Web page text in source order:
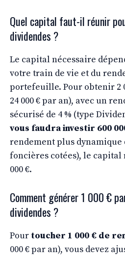
Quel capital faut-il réunir
dividendes ?
Le capital nécessaire
votre train de vie et du
portefeuille. Pour obtenir 2
24 000 € par an), avec un
sécurisé de 4 % (type
vous faudra investir 600
rendement plus dynamique
foncières cotées), le capital
000 €.
Comment générer 1 000 €
dividendes ?
Pour toucher 1 000 € de
000 € par an), vous devez